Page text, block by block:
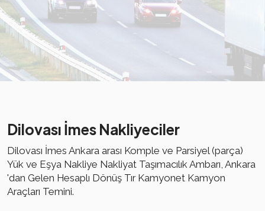
Dilovası İmes Nakliyeciler
Dilovası İmes Ankara arası Komple ve Parsiyel (parça)
Yük ve Eşya Nakliye Nakliyat Taşımacılık Ambarı, Ankara
'dan Gelen Hesaplı Dönüş Tır Kamyonet Kamyon
Araçları Temini.